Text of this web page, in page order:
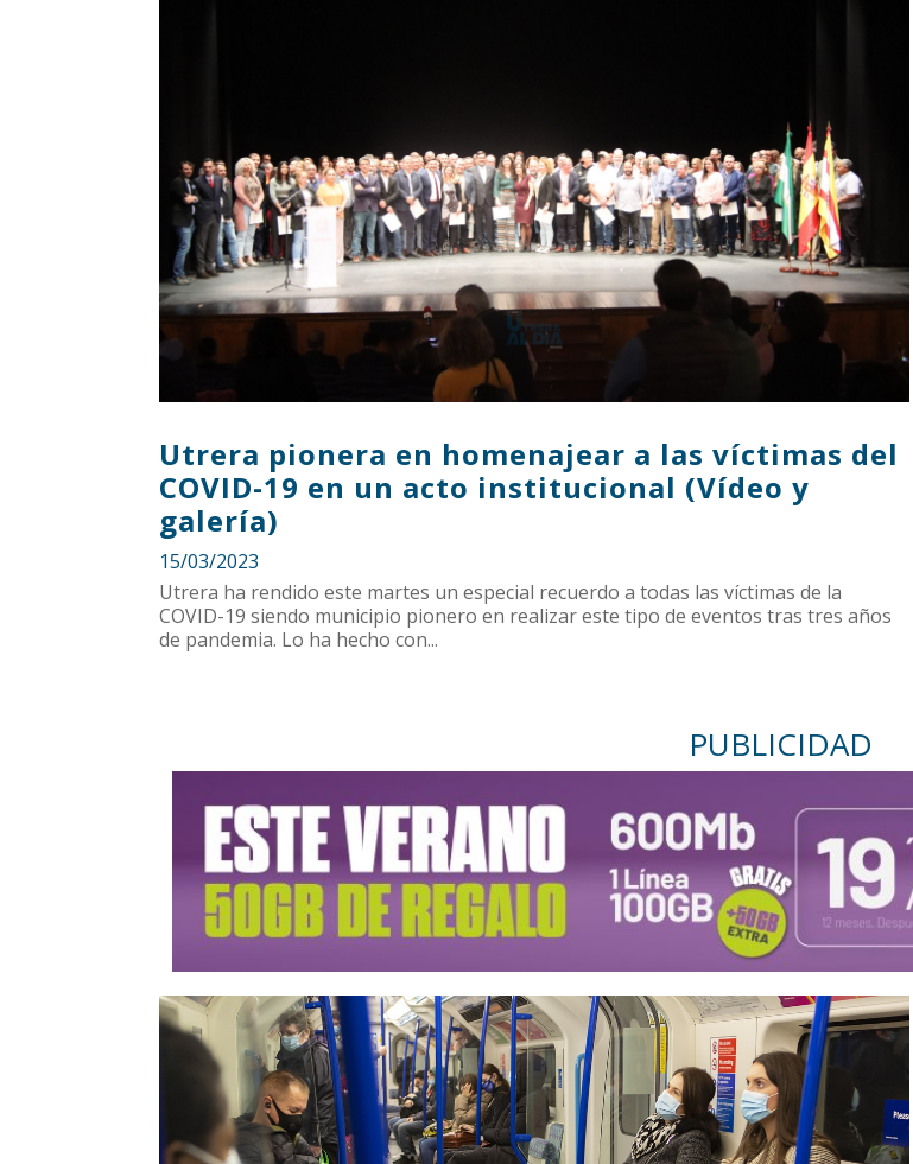
Utrera pionera en homenajear a las víctimas del
COVID-19 en un acto institucional (Vídeo y
galería)
15/03/2023
Utrera ha rendido este martes un especial recuerdo a todas las víctimas de la
COVID-19 siendo municipio pionero en realizar este tipo de eventos tras tres años
de pandemia. Lo ha hecho con...
PUBLICIDAD